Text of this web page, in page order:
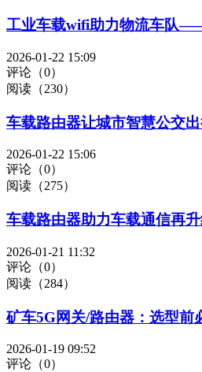
工业车载wifi助力物流车队
2026-01-22 15:09
评论（0）
阅读（230）
车载路由器让城市智慧公交
2026-01-22 15:06
评论（0）
阅读（275）
车载路由器助力车载通信再
2026-01-21 11:32
评论（0）
阅读（284）
矿车5G网关/路由器：选型前
2026-01-19 09:52
评论（0）